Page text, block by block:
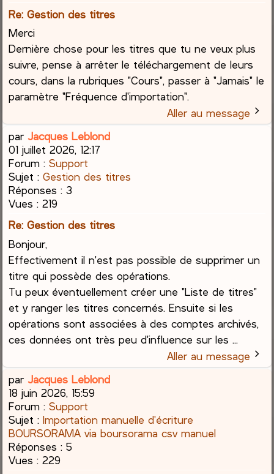
Re: Gestion des titres
Merci
Dernière chose pour les titres que tu ne veux plus
suivre, pense à arrêter le téléchargement de leurs
cours, dans la rubriques "Cours", passer à "Jamais" le
paramètre "Fréquence d'importation".
Aller au message
parJacques Leblond
01 juillet 2026, 12:17
Forum :Support
Sujet :Gestion des titres
Réponses :3
Vues :219
Re: Gestion des titres
Bonjour,
Effectivement il n'est pas possible de supprimer un
titre qui possède des opérations.
Tu peux éventuellement créer une "Liste de titres"
et y ranger les titres concernés. Ensuite si les
opérations sont associées à des comptes archivés,
ces données ont très peu d'influence sur les ...
Aller au message
parJacques Leblond
18 juin 2026, 15:59
Forum :Support
Sujet :Importation manuelle d'écriture
BOURSORAMA via boursorama csv manuel
Réponses :5
Vues :229